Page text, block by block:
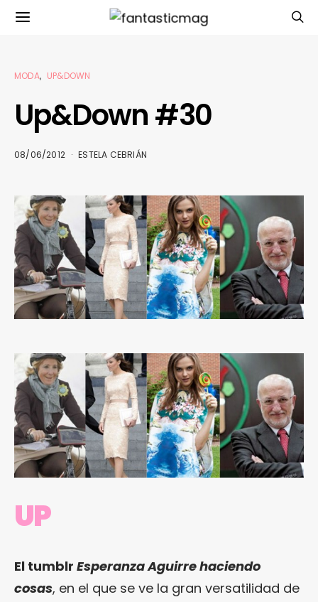
MODA UP&DOWN
Up&Down #30
08/06/2012 ESTELA CEBRIÁN
UP
El tumblr Esperanza Aguirre haciendo
cosas, en el que se ve la gran versatilidad de